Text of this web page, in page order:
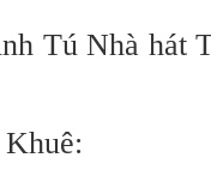
Tú Nhà hát